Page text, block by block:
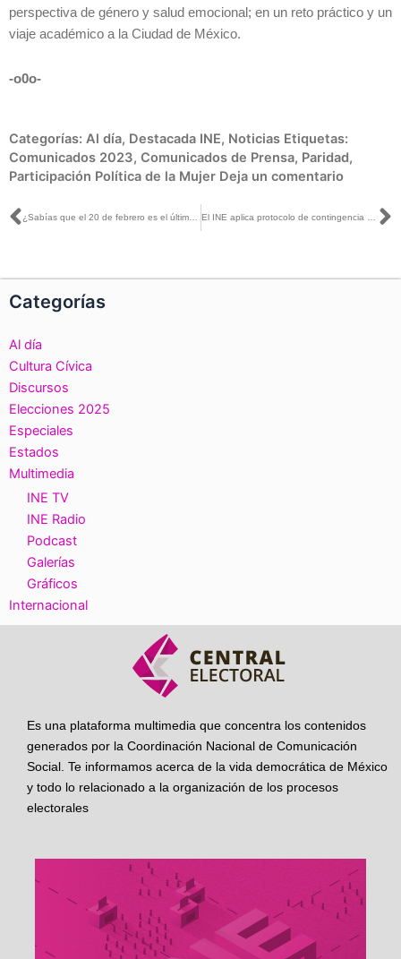
perspectiva de género y salud emocional; en un reto práctico y un
viaje académico a la Ciudad de México.
-o0o-
Categorías: Al día, Destacada INE, Noticias Etiquetas:
Comunicados 2023, Comunicados de Prensa, Paridad,
Participación Política de la Mujer Deja un comentario
Ant ¿Sabías que el 20 de febrero es el último día para que las y los mexicanos en el extranjero se registren para poder votar en 2024? El INE aplica protocolo de contingencia meteorológica para que la ciudadanía afectada por Otis recupere su Credencial para Votar
Categorías
Al día
Cultura Cívica
Discursos
Elecciones 2025
Especiales
Estados
Multimedia
INE TV
INE Radio
Podcast
Galerías
Gráficos
Internacional
Es una plataforma multimedia que concentra los contenidos
generados por la Coordinación Nacional de Comunicación
Social. Te informamos acerca de la vida democrática de México
y todo lo relacionado a la organización de los procesos
electorales